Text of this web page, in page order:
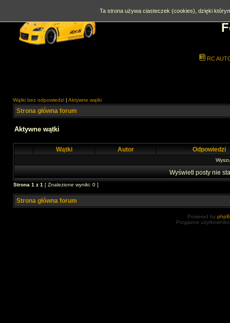
RC
Wątki bez odpowiedzi | Aktywne wątki
Strona główna forum
Aktywne wątki
Wątki Autor Odpowiedzi
Wyświetl posty nie
Strona 1 z 1 [ Znalezione wyniki: 0 ]
Strona główna forum
Powered by
Przyjazne
Ta strona używa ciasteczek (cookies), dzięki